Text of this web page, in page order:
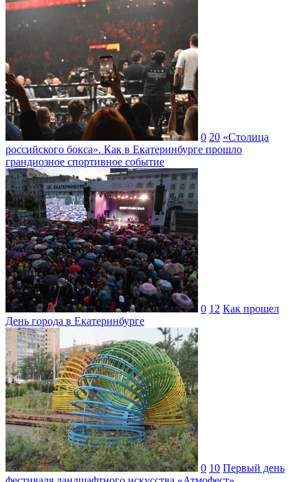
0 20 «Столица
российского бокса». Как в Екатеринбурге прошло
грандиозное спортивное событие
0 12 Как прошел
День города в Екатеринбурге
0 10 Первый день